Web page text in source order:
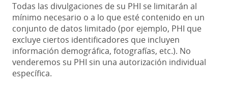
Todas las divulgaciones de su PHI se limitarán al
mínimo necesario o a lo que esté contenido en un
conjunto de datos limitado (por ejemplo, PHI que
excluye ciertos identificadores que incluyen
información demográfica, fotografías, etc.). No
venderemos su PHI sin una autorización individual
específica.